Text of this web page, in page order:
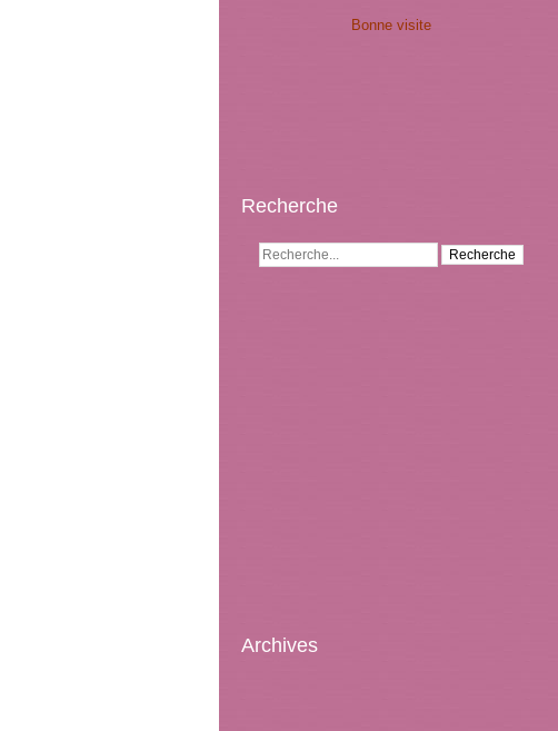
Bonne visite
Recherche
Archives